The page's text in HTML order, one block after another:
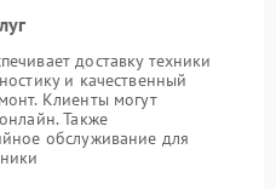
доставку техники
и качественный
Клиенты могут
Также
обслуживание для